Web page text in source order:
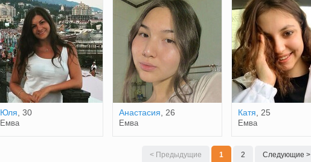
Юля , 30
Емва
Анастасия , 26
Емва
Катя , 25
Емва
< Предыдущие 1 2 Следующие >